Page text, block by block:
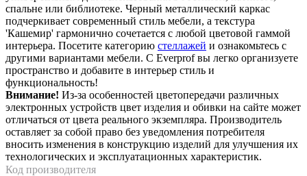
спальне или библиотеке. Черный металлический каркас
подчеркивает современный стиль мебели, а текстура
'Кашемир' гармонично сочетается с любой цветовой гаммой
интерьера. Посетите категорию стеллажей и ознакомьтесь с
другими вариантами мебели. С Everprof вы легко организуете
пространство и добавите в интерьер стиль и
функциональность!
Внимание! Из-за особенностей цветопередачи различных
электронных устройств цвет изделия и обивки на сайте может
отличаться от цвета реального экземпляра. Производитель
оставляет за собой право без уведомления потребителя
вносить изменения в конструкцию изделий для улучшения их
технологических и эксплуатационных характеристик.
Код производителя